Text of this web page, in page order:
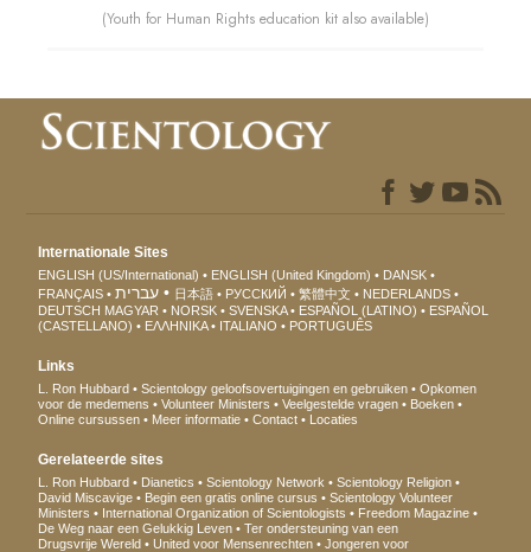
(Youth for Human Rights education kit also available)
Internationale Sites
ENGLISH (US/International) ENGLISH (United Kingdom)
DANSK
FRANÇAIS
עברית 日本語 РУССКИЙ 繁體中文
NEDERLANDS
DEUTSCH MAGYAR NORSK SVENSKA ESPAÑOL (LATINO)
ESPAÑOL
(CASTELLANO)
ΕΛΛΗΝΙΚA ITALIANO PORTUGUÊS
Links
L. Ron Hubbard Scientology geloofsovertuigingen en gebruiken
Opkomen
voor de medemens
Volunteer Ministers Veelgestelde vragen
Boeken
Online cursussen
Meer informatie Contact Locaties
Gerelateerde sites
L. Ron Hubbard Dianetics Scientology Network
Scientology Religion
David Miscavige
Begin een gratis online cursus
Scientology Volunteer
Ministers
International Organization of Scientologists
Freedom Magazine
De Weg naar een Gelukkig Leven
Ter ondersteuning van een
Drugsvrije Wereld
United voor Mensenrechten
Jongeren voor